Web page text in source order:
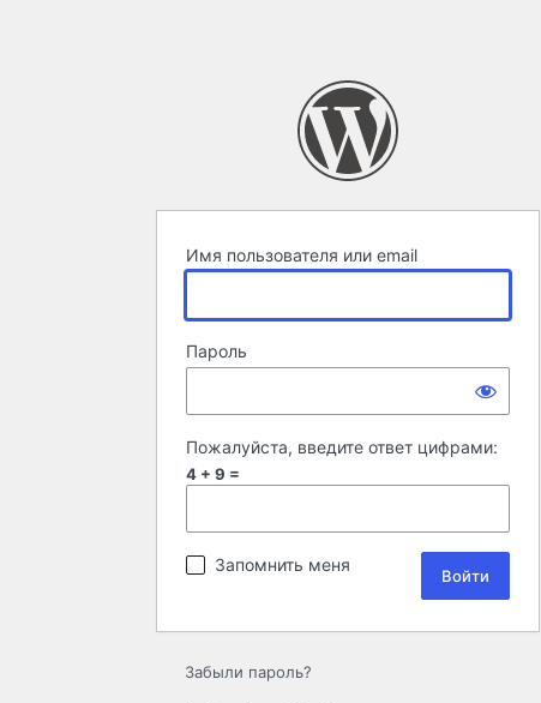
Имя пользователя или email
Пароль
Пожалуйста, введите ответ цифрами:
4 + 9 =
Запомнить меня
Забыли пароль?